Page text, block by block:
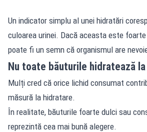
Un indicator simplu al unei hidratări
culoarea urinei. Dacă aceasta este
poate fi un semn că organismul are
Nu toate băuturile hidratează la
Mulți cred că orice lichid consumat
măsură la hidratare.
În realitate, băuturile foarte dulci sau
reprezintă cea mai bună alegere.